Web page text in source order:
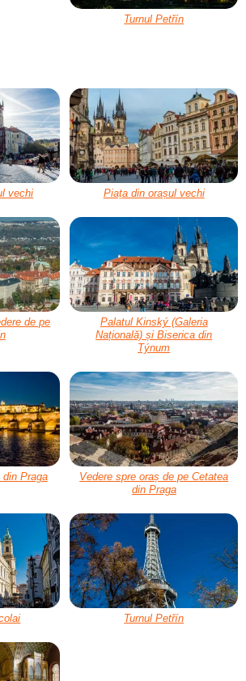
Turnul Petřín
vechi Piața din orașul vechi
de pe
Palatul Kinský (Galeria
Națională) și Biserica din
Týnum
din Praga
Vedere spre oraș de pe Cetatea
din Praga
Turnul Petřín